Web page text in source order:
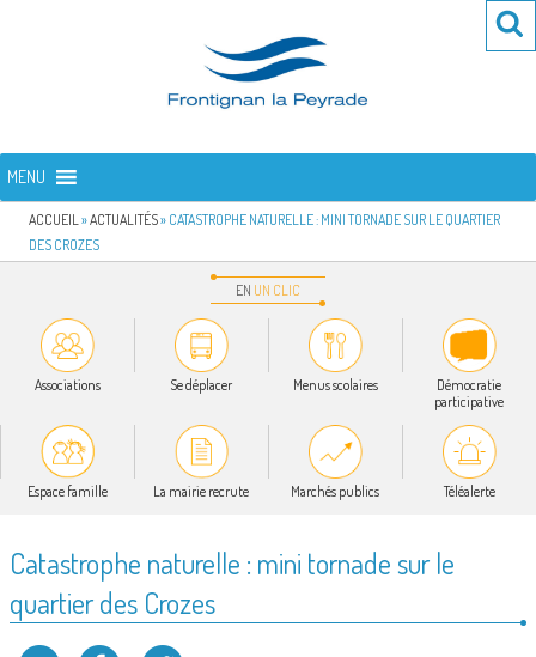
FRONTIGNAN LA PEYRADE
MENU
ACCUEIL »ACTUALITÉS» CATASTROPHE NATURELLE : MINI TORNADE SUR LE QUARTIER
DES CROZES
EN UN CLIC
Associations Se déplacer Menus scolaires
Démocratie
participative
Espace famille La mairie recrute Marchés publics Téléalerte
Catastrophe naturelle : mini tornade sur le
quartier des Crozes